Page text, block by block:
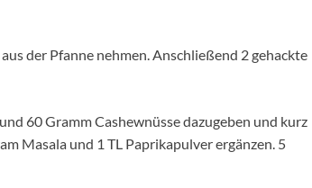
der Pfanne nehmen. Anschließend 2 gehackte
60 Gramm Cashewnüsse dazugeben und kurz
Masala und 1 TL Paprikapulver ergänzen. 5